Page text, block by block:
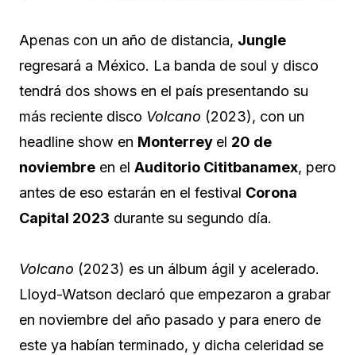
Apenas con un año de distancia, Jungle
regresará a México. La banda de soul y disco
tendrá dos shows en el país presentando su
más reciente disco Volcano (2023), con un
headline show en Monterrey el 20 de
noviembre en el Auditorio Cititbanamex, pero
antes de eso estarán en el festival Corona
Capital 2023 durante su segundo día.
Volcano (2023) es un álbum ágil y acelerado.
Lloyd-Watson declaró que empezaron a grabar
en noviembre del año pasado y para enero de
este ya habían terminado, y dicha celeridad se